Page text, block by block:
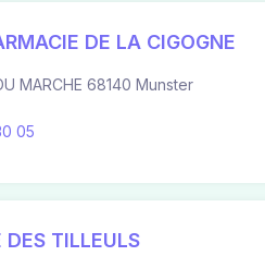
DE LA CIGOGNE
MARCHE 68140 Munster
05
DES TILLEULS